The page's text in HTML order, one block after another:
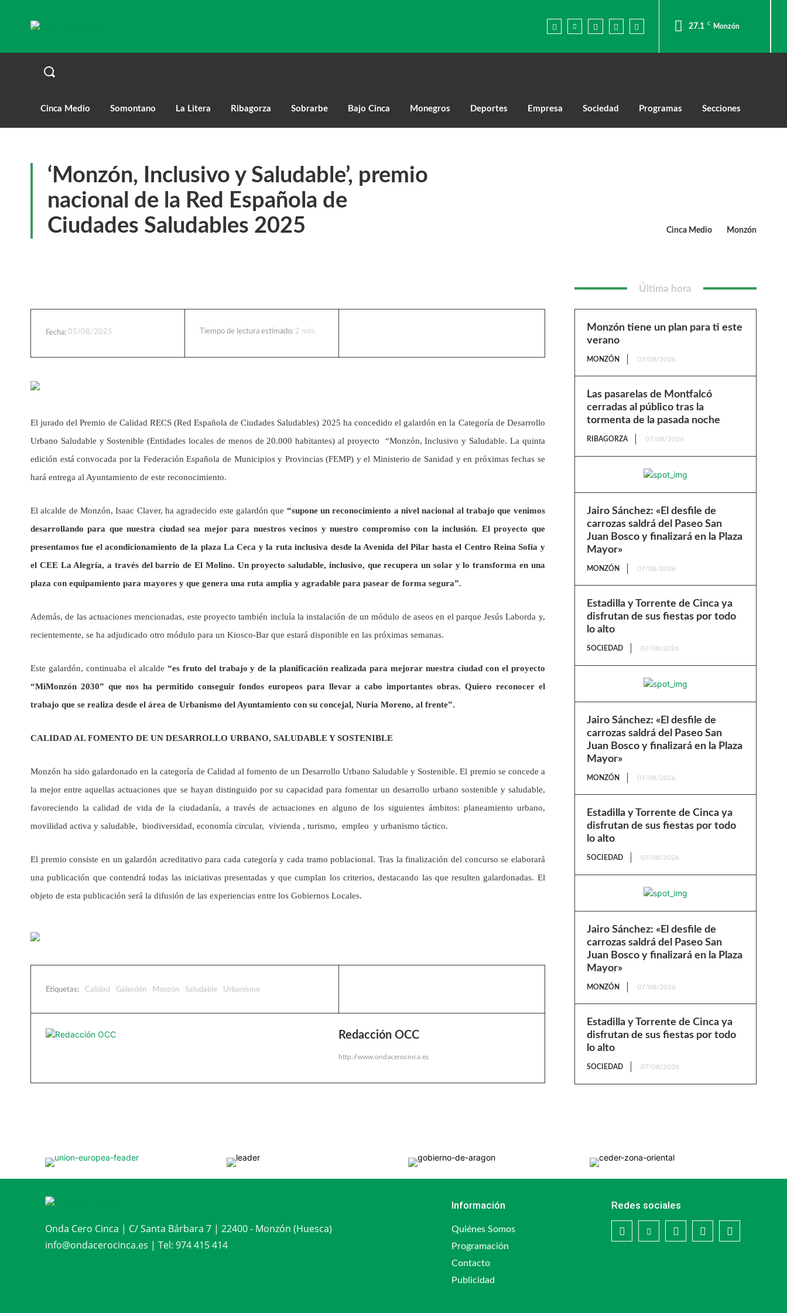
27.1 C Monzón
Cinca Medio Somontano La Litera Ribagorza Sobrarbe Bajo Cinca Monegros Deportes Empresa Sociedad Programas Secciones
‘Monzón, Inclusivo y Saludable’, premio
nacional de la Red Española de
Ciudades Saludables 2025
Cinca Medio Monzón
Fecha: 05/08/2025 Tiempo de lectura estimado: 2 min.
El jurado del Premio de Calidad RECS (Red Española de Ciudades Saludables) 2025 ha concedido el galardón en la Categoría de Desarrollo
Urbano Saludable y Sostenible (Entidades locales de menos de 20.000 habitantes) al proyecto “Monzón, Inclusivo y Saludable. La quinta
edición está convocada por la Federación Española de Municipios y Provincias (FEMP) y el Ministerio de Sanidad y en próximas fechas se
hará entrega al Ayuntamiento de este reconocimiento.
El alcalde de Monzón, Isaac Claver, ha agradecido este galardón que “supone un reconocimiento a nivel nacional al trabajo que venimos
desarrollando para que nuestra ciudad sea mejor para nuestros vecinos y nuestro compromiso con la inclusión. El proyecto que
presentamos fue el acondicionamiento de la plaza La Ceca y la ruta inclusiva desde la Avenida del Pilar hasta el Centro Reina Sofía y
el CEE La Alegría, a través del barrio de El Molino. Un proyecto saludable, inclusivo, que recupera un solar y lo transforma en una
plaza con equipamiento para mayores y que genera una ruta amplia y agradable para pasear de forma segura”.
Además, de las actuaciones mencionadas, este proyecto también incluía la instalación de un módulo de aseos en el parque Jesús Laborda y,
recientemente, se ha adjudicado otro módulo para un Kiosco-Bar que estará disponible en las próximas semanas.
Este galardón, continuaba el alcalde “es fruto del trabajo y de la planificación realizada para mejorar nuestra ciudad con el proyecto
“MiMonzón 2030” que nos ha permitido conseguir fondos europeos para llevar a cabo importantes obras. Quiero reconocer el
trabajo que se realiza desde el área de Urbanismo del Ayuntamiento con su concejal, Nuria Moreno, al frente”.
CALIDAD AL FOMENTO DE UN DESARROLLO URBANO, SALUDABLE Y SOSTENIBLE
Monzón ha sido galardonado en la categoría de Calidad al fomento de un Desarrollo Urbano Saludable y Sostenible. El premio se concede a
la mejor entre aquellas actuaciones que se hayan distinguido por su capacidad para fomentar un desarrollo urbano sostenible y saludable,
favoreciendo la calidad de vida de la ciudadanía, a través de actuaciones en alguno de los siguientes ámbitos: planeamiento urbano,
movilidad activa y saludable, biodiversidad, economía circular, vivienda , turismo, empleo y urbanismo táctico.
El premio consiste en un galardón acreditativo para cada categoría y cada tramo poblacional. Tras la finalización del concurso se elaborará
una publicación que contendrá todas las iniciativas presentadas y que cumplan los criterios, destacando las que resulten galardonadas. El
objeto de esta publicación será la difusión de las experiencias entre los Gobiernos Locales.
Etiquetas: Calidad Galardón Monzón Saludable Urbanismo
Redacción OCC
http://www.ondacerocinca.es
Última hora
Monzón tiene un plan para ti este
verano
MONZÓN 07/08/2026
Las pasarelas de Montfalcó
cerradas al público tras la
tormenta de la pasada noche
RIBAGORZA 07/08/2026
Jairo Sánchez: «El desfile de
carrozas saldrá del Paseo San
Juan Bosco y finalizará en la Plaza
Mayor»
MONZÓN 07/08/2026
Estadilla y Torrente de Cinca ya
disfrutan de sus fiestas por todo
lo alto
SOCIEDAD 07/08/2026
Jairo Sánchez: «El desfile de
carrozas saldrá del Paseo San
Juan Bosco y finalizará en la Plaza
Mayor»
MONZÓN 07/08/2026
Estadilla y Torrente de Cinca ya
disfrutan de sus fiestas por todo
lo alto
SOCIEDAD 07/08/2026
Jairo Sánchez: «El desfile de
carrozas saldrá del Paseo San
Juan Bosco y finalizará en la Plaza
Mayor»
MONZÓN 07/08/2026
Estadilla y Torrente de Cinca ya
disfrutan de sus fiestas por todo
lo alto
SOCIEDAD 07/08/2026
Onda Cero Cinca | C/ Santa Bárbara 7 | 22400 - Monzón (Huesca)
info@ondacerocinca.es | Tel: 974 415 414
Información
Quiénes Somos
Programación
Contacto
Publicidad
Redes sociales